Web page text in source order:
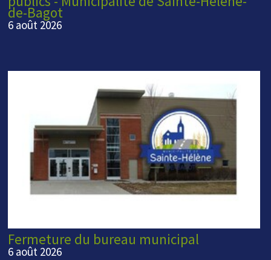
de-Bagot
6 août 2026
Fermeture du bureau municipal
6 août 2026